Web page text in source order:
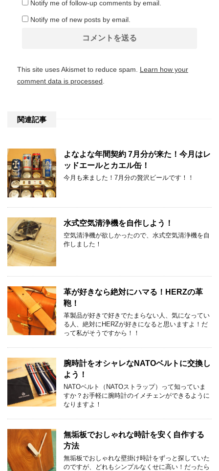
Notify me of follow-up comments by email.
Notify me of new posts by email.
This site uses Akismet to reduce spam. Learn how your
comment data is processed
関連記事
よなよな年間契約 7月分が来た！今月はレ
ッドエールとカエル缶！
今月も来ました！7月分の贅沢ビールです！！
水式空気清浄機を自作しよう！
空気清浄機が欲しかったので、水式空気清浄機を自
作しました！
革が好きなら絶対にハマる！HERZの革
鞄！
革製品が好きで好きでたまらない人、気になってい
る人、絶対にHERZが好きになると思いますよ！だ
って私がそうですから！！
腕時計をオシャレなNATOベルトに交換し
よう！
NATOベルト（NATOストラップ）って知っていま
すか？お手軽に腕時計のイメチェンができるように
なりますよ！
無垢板でおしゃれな時計を安く自作する
方法
無垢板でおしゃれな壁掛け時計をずっと探していた
のですが、どれもシンプルなくせに高い！だったら